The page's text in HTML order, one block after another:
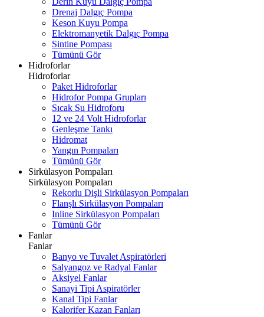
Drenaj Dalgıç Pompa
Keson Kuyu Pompa
Elektromanyetik Dalgıç Pompa
Sintine Pompası
Tümünü Gör
Hidroforlar
Hidroforlar
Paket Hidroforlar
Hidrofor Pompa Grupları
Sıcak Su Hidroforu
12 ve 24 Volt Hidroforlar
Genleşme Tankı
Hidromat
Yangın Pompaları
Tümünü Gör
Sirkülasyon Pompaları
Sirkülasyon Pompaları
Rekorlu Dişli Sirkülasyon Pompaları
Flanşlı Sirkülasyon Pompaları
Inline Sirkülasyon Pompaları
Tümünü Gör
Fanlar
Fanlar
Banyo ve Tuvalet Aspiratörleri
Salyangoz ve Radyal Fanlar
Aksiyel Fanlar
Sanayi Tipi Aspiratörler
Kanal Tipi Fanlar
Kalorifer Kazan Fanları